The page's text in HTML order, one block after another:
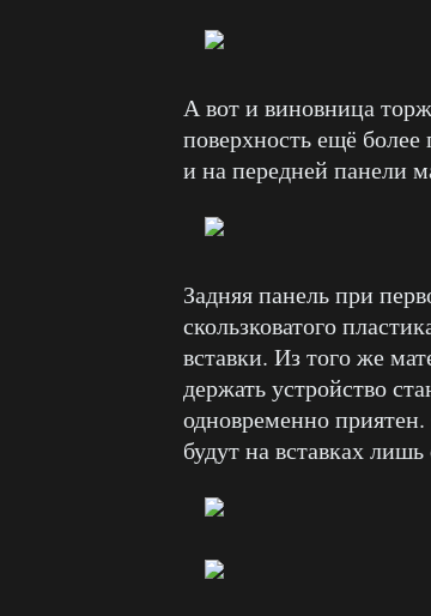
А вот и виновница
поверхность ещё
и на передней панели
Задняя панель при
скользковатого
вставки. Из того же
держать устройство
одновременно
будут на вставках